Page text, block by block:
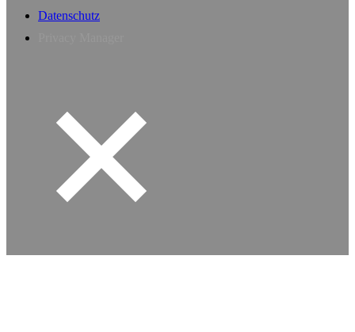
Datenschutz